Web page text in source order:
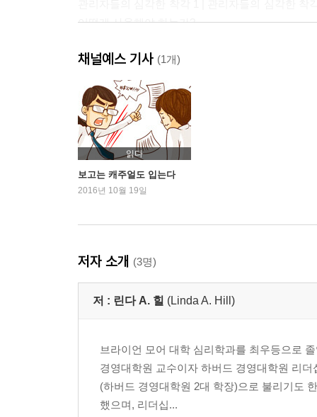
어떻게 사용해야 하는가?
3장. 지나친 사적관계가 주는 손실을 생각하라
부하직원을 친구로 생각하는가? | 상사가 부하직
4장. 직원들의 신뢰를 어떻게 얻을 것인가?
신뢰의 제1요소, 관리자의 역량 | 신뢰의 제2요소,
Self Check 권한을 효과적으로 사용하는가?
5장. 조직의 정치적 환경을 직시하라
6장. 인맥의 힘을 활용하라
유능한 관리자들은 어떻게 인맥을 활용하는가?
7장. 상사는 당시의 지원군이다
상사와의 관계는 왜 어려울까? | 상사와의 관계를
Self - check 인맥을 체계적으로 관리하는가?
채널예스 기사 (1개)
읽다
보고는 캐주얼도 입는다
2016년 10월 19일
저자 소개 (3명)
저 : 린다 A. 힐 (Linda A. Hill)
브라이언 모어 대학 심리학과를 최우등으로
경영대학원 교수이자 하버드 경영대학원 리
(하버드 경영대학원 2대 학장)으로 불리기도
했으며, 리더십...